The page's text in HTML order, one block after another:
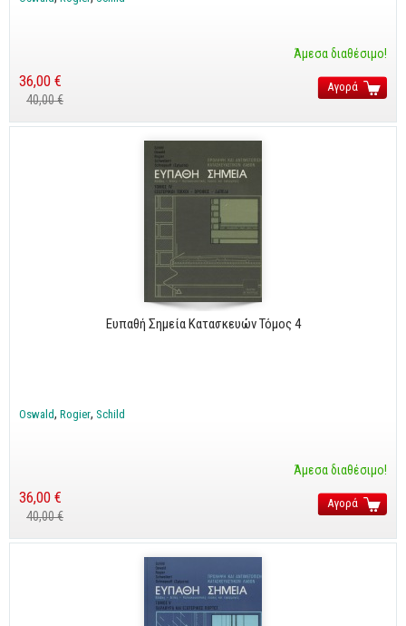
Άμεσα διαθέσιμο!
36,00 €
40,00 €
Αγορά
Ευπαθή Σημεία Κατασκευών Τόμος 4
Oswald Rogier Schild
Άμεσα διαθέσιμο!
36,00 €
40,00 €
Αγορά